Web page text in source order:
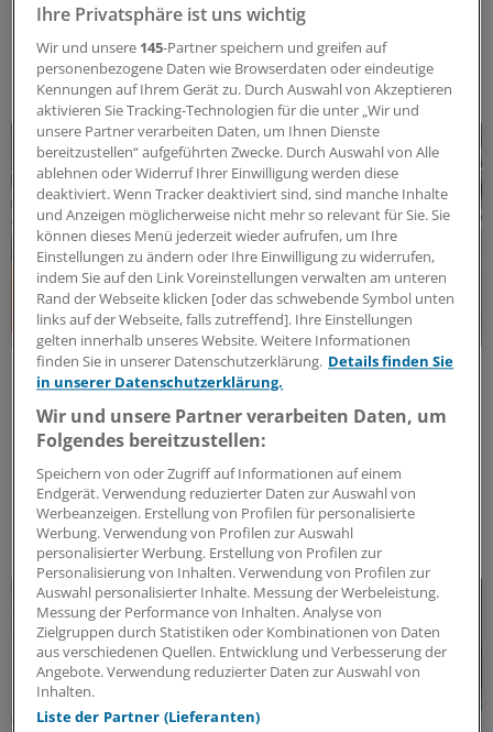
Geimpfte Patientinnen und Patienten hatten seltener
Herzinfarkte und eine niedrigere Sterblichkeit.
ANZEIGE|Viatris Germany GmbH
Impfen in der Praxis
Die vergessene Reiseimpfung
Gelbfieber, Hepatitis A, Malaria – und Influenza? Eine
der häufigsten impfpräventablen Reiseinfektionen
wird im Beratungsgespräch regelmäßig übersehen.
Wann und für wen die Impfung besonders wichtig ist.
ANZEIGE|Viatris Germany GmbH
Ihre Privatsphäre ist uns wichtig
Wir und unsere 145-Partner speichern und greifen auf
personenbezogene Daten wie Browserdaten oder eindeutige
Kennungen auf Ihrem Gerät zu. Durch Auswahl von Akzeptieren
aktivieren Sie Tracking-Technologien für die unter „Wir und
unsere Partner verarbeiten Daten, um Ihnen Dienste
bereitzustellen“ aufgeführten Zwecke. Durch Auswahl von Alle
ablehnen oder Widerruf Ihrer Einwilligung werden diese
deaktiviert. Wenn Tracker deaktiviert sind, sind manche Inhalte
und Anzeigen möglicherweise nicht mehr so relevant für Sie. Sie
können dieses Menü jederzeit wieder aufrufen, um Ihre
Einstellungen zu ändern oder Ihre Einwilligung zu widerrufen,
indem Sie auf den Link Voreinstellungen verwalten am unteren
Rand der Webseite klicken [oder das schwebende Symbol unten
links auf der Webseite, falls zutreffend]. Ihre Einstellungen
gelten innerhalb unseres Website. Weitere Informationen
finden Sie in unserer Datenschutzerklärung. Details finden Sie
in unserer Datenschutzerklärung.
Wir und unsere Partner verarbeiten Daten, um
Folgendes bereitzustellen:
Speichern von oder Zugriff auf Informationen auf einem
Endgerät. Verwendung reduzierter Daten zur Auswahl von
Werbeanzeigen. Erstellung von Profilen für personalisierte
Werbung. Verwendung von Profilen zur Auswahl
personalisierter Werbung. Erstellung von Profilen zur
Personalisierung von Inhalten. Verwendung von Profilen zur
Auswahl personalisierter Inhalte. Messung der Werbeleistung.
Messung der Performance von Inhalten. Analyse von
Zielgruppen durch Statistiken oder Kombinationen von Daten
aus verschiedenen Quellen. Entwicklung und Verbesserung der
Angebote. Verwendung reduzierter Daten zur Auswahl von
Inhalten.
Liste der Partner (Lieferanten)